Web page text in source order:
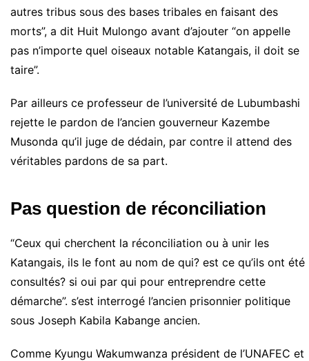
autres tribus sous des bases tribales en faisant des
morts”, a dit Huit Mulongo avant d’ajouter “on appelle
pas n’importe quel oiseaux notable Katangais, il doit se
taire”.
Par ailleurs ce professeur de l’université de Lubumbashi
rejette le pardon de l’ancien gouverneur Kazembe
Musonda qu’il juge de dédain, par contre il attend des
véritables pardons de sa part.
Pas question de réconciliation
“Ceux qui cherchent la réconciliation ou à unir les
Katangais, ils le font au nom de qui? est ce qu’ils ont été
consultés? si oui par qui pour entreprendre cette
démarche”. s’est interrogé l’ancien prisonnier politique
sous Joseph Kabila Kabange ancien.
Comme Kyungu Wakumwanza président de l’UNAFEC et